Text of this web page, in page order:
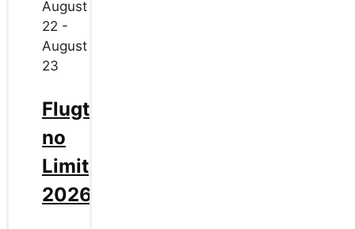
August
22 -
August
23
Flugtag
no
Limit
2026